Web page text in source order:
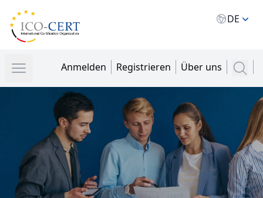
Ico Cert DE
Öffnen Anmelden Registrieren Über uns
items